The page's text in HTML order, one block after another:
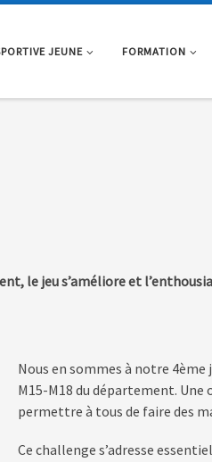
JEUNE FORMATION
le jeu s’améliore et
Nous en sommes à notre 4ème
M15-M18 du département.
permettre à tous de faire des
Ce challenge s’adresse